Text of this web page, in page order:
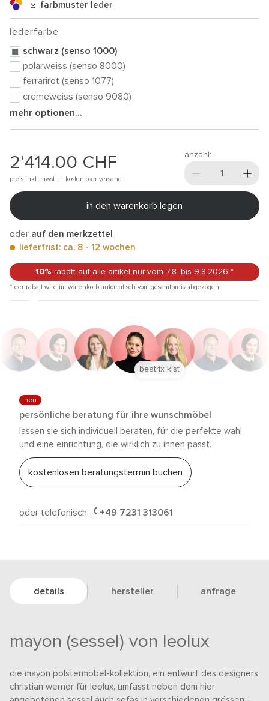
farbmuster leder
lederfarbe
schwarz (senso 1000)
polarweiss (senso 8000)
ferrarirot (senso 1077)
cremeweiss (senso 9080)
mehr optionen...
2’414.00 CHF
preis inkl. mwst. | kostenloser versand
anzahl:
in den warenkorb legen
oder auf den merkzettel
lieferfrist: ca. 8 - 12 wochen
10% rabatt auf alle artikel nur vom 7.8. bis 9.8.2026 *
* der rabatt wird im warenkorb automatisch vom gesamtpreis abgezogen.
neu
persönliche beratung für ihre wunschmöbel
lassen sie sich individuell beraten, für die perfekte wahl
und eine einrichtung, die wirklich zu ihnen passt.
kostenlosen beratungstermin buchen
oder telefonisch: +49 7231 313061
anna trautz
details hersteller anfrage
mayon (sessel) von leolux
die mayon polstermöbel-kollektion, ein entwurf des designers
christian werner für leolux, umfasst neben dem hier